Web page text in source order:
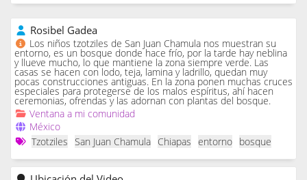
Rosibel Gadea
Los niños tzotziles de San Juan Chamula nos muestran su
entorno, es un bosque donde hace frío, por la tarde hay neblina
y llueve mucho, lo que mantiene la zona siempre verde. Las
casas se hacen con lodo, teja, lamina y ladrillo, quedan muy
pocas construcciones antiguas. En la zona ponen muchas cruces
especiales para protegerse de los malos espíritus, ahí hacen
ceremonias, ofrendas y las adornan con plantas del bosque.
Ventana a mi comunidad
México
Tzotziles
San Juan Chamula Chiapas entorno bosque